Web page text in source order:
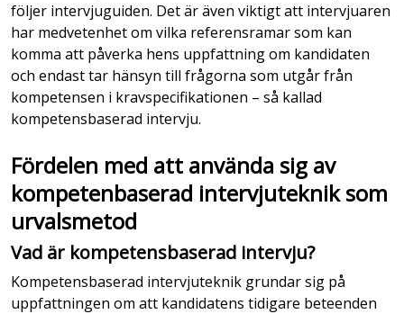
följer intervjuguiden. Det är även viktigt att intervjuaren
har medvetenhet om vilka referensramar som kan
komma att påverka hens uppfattning om kandidaten
och endast tar hänsyn till frågorna som utgår från
kompetensen i kravspecifikationen – så kallad
kompetensbaserad intervju.
Fördelen med att använda sig av
kompetenbaserad intervjuteknik som
urvalsmetod
Vad är kompetensbaserad intervju?
Kompetensbaserad intervjuteknik grundar sig på
uppfattningen om att kandidatens tidigare beteenden